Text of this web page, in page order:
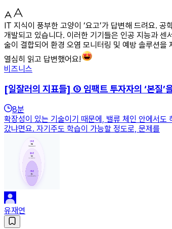
IT 지식이 풍부한 고양이 ‘요고’가 답변해 드려요.
개발되고 있습니다. 이러한 기기들은 인공 지능과
술이 결합되어 환경 오염 모니터링 및 예방 솔루션
열심히 읽고 답변했어요!
비즈니스
[일잘러의 지표들] ⑤ 임팩트 투자자의 ‘본질’
8분
확장성이 있는 기술이기 때문에, 밸류 체인 안에서
갔냐면요. 자기주도 학습이 가능할 정도로, 문제를
유재연